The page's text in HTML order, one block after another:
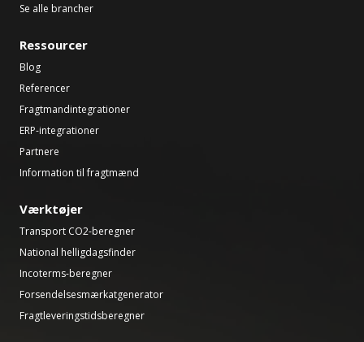
Se alle brancher
Ressourcer
Blog
Referencer
Fragtmandintegrationer
ERP-integrationer
Partnere
Information til fragtmænd
Værktøjer
Transport CO2-beregner
National helligdagsfinder
Incoterms-beregner
Forsendelsesmærkatgenerator
Fragtleveringstidsberegner